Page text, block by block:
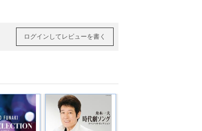
ログインしてレビューを書く